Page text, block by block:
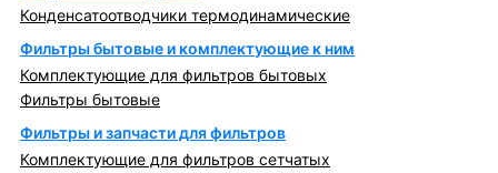
Конденсатоотводчики термодинамические
Фильтры бытовые и комплектующие к ним
Комплектующие для фильтров бытовых
Фильтры бытовые
Фильтры и запчасти для фильтров
Комплектующие для фильтров сетчатых